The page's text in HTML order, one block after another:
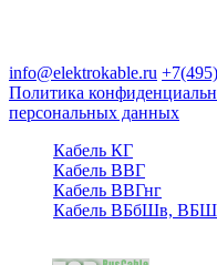
info@elektrokable.ru
Политика
персональных данных
Кабель КГ
Кабель ВВГ
Кабель ВВГнг
Кабель ВБбШв,